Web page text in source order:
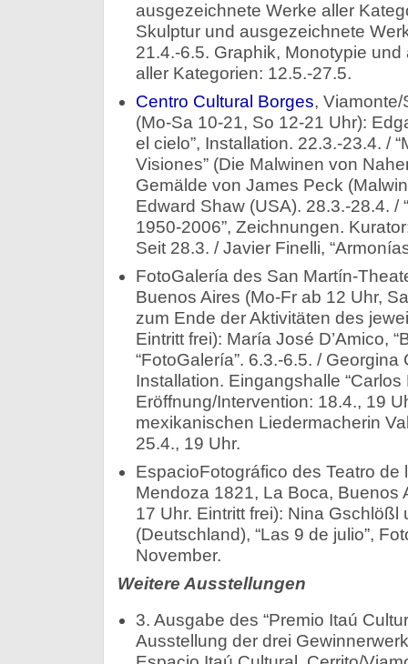
ausgezeichnete Werke aller
Skulptur und ausgezeichnete
21.4.-6.5. Graphik, Monotypie
aller Kategorien: 12.5.-27.5.
Centro Cultural Borges,
(Mo-Sa 10-21, So 12-21 Uhr):
el cielo”, Installation. 22.3.-23.4. /
Visiones” (Die Malwinen von
Gemälde von James Peck
Edward Shaw (USA). 28.3.-28.4. /
1950-2006”, Zeichnungen.
Seit 28.3. / Javier Finelli,
FotoGalería des San Martín-
Buenos Aires (Mo-Fr ab 12 Uhr,
zum Ende der Aktivitäten des
Eintritt frei): María José D’Amico,
“FotoGalería”. 6.3.-6.5. / Georgina
Installation. Eingangshalle “Carlos
Eröffnung/Intervention: 18.4., 19
mexikanischen Liedermacherin
25.4., 19 Uhr.
EspacioFotográfico des Teatro de
Mendoza 1821, La Boca, Buenos
17 Uhr. Eintritt frei): Nina Gschlößl
(Deutschland), “Las 9 de julio”,
November.
Weitere Ausstellungen
3. Ausgabe des “Premio Itaú
Ausstellung der drei